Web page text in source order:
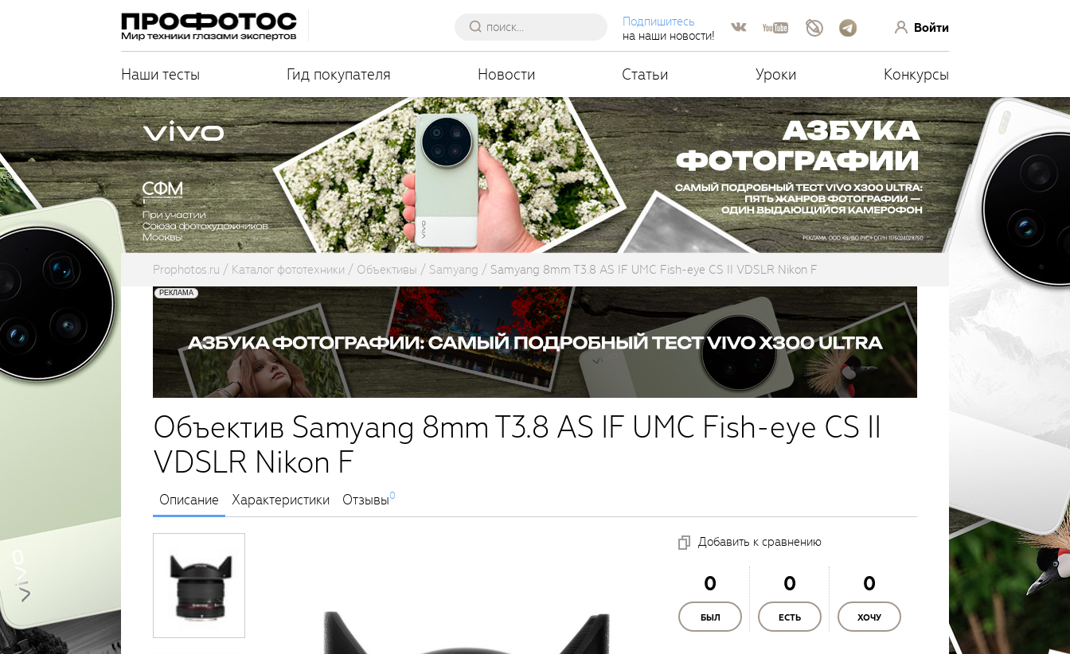
Подпишитесь
на наши новости!
Войти
Наши тесты Гид покупателя Новости Статьи Уроки Конкурсы
Prophotos.ru Каталог фототехники Объективы Samyang Samyang 8mm T3.8 AS IF UMC Fish-eye CS II VDSLR Nikon F
Объектив Samyang 8mm T3.8 AS IF UMC Fish-eye CS II
VDSLR Nikon F
Описание Характеристики Отзывы0
Добавить к сравнению
0
БЫЛ
0
ЕСТЬ
0
ХОЧУ